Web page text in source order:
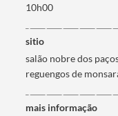
10h00
sitio
salão nobre dos
reguengos de
mais informação